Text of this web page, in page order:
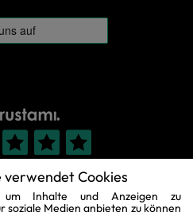
verwendet Cookies
um Inhalte und Anzeigen zu
Medien anbieten zu können